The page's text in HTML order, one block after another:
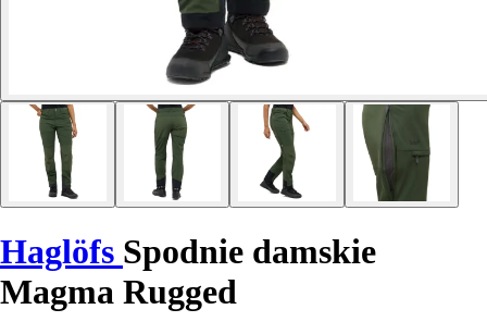
Haglöfs Spodnie damskie
Magma Rugged